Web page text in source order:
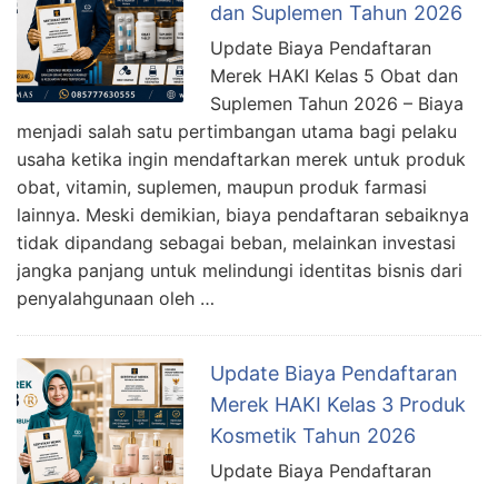
dan Suplemen Tahun 2026
Update Biaya Pendaftaran
Merek HAKI Kelas 5 Obat dan
Suplemen Tahun 2026 – Biaya
menjadi salah satu pertimbangan utama bagi pelaku
usaha ketika ingin mendaftarkan merek untuk produk
obat, vitamin, suplemen, maupun produk farmasi
lainnya. Meski demikian, biaya pendaftaran sebaiknya
tidak dipandang sebagai beban, melainkan investasi
jangka panjang untuk melindungi identitas bisnis dari
penyalahgunaan oleh …
Update Biaya Pendaftaran
Merek HAKI Kelas 3 Produk
Kosmetik Tahun 2026
Update Biaya Pendaftaran